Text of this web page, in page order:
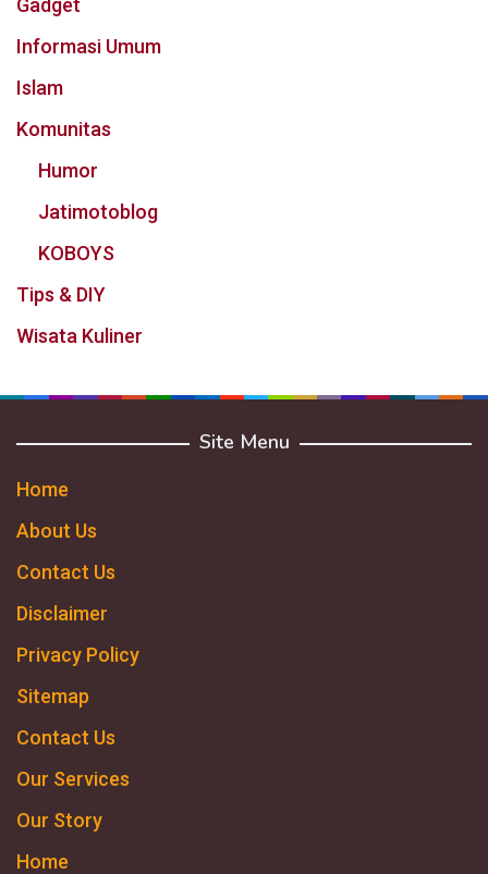
Gadget
Informasi Umum
Islam
Komunitas
Humor
Jatimotoblog
KOBOYS
Tips & DIY
Wisata Kuliner
Site Menu
Home
About Us
Contact Us
Disclaimer
Privacy Policy
Sitemap
Contact Us
Our Services
Our Story
Home